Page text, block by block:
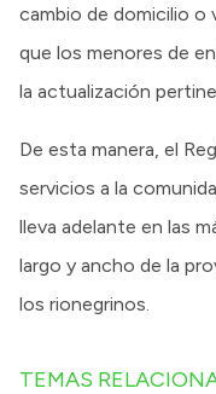
cambio de domicilio o
que los menores de
la actualización
De esta manera, el
servicios a la
lleva adelante en las
largo y ancho de la
los rionegrinos.
TEMAS